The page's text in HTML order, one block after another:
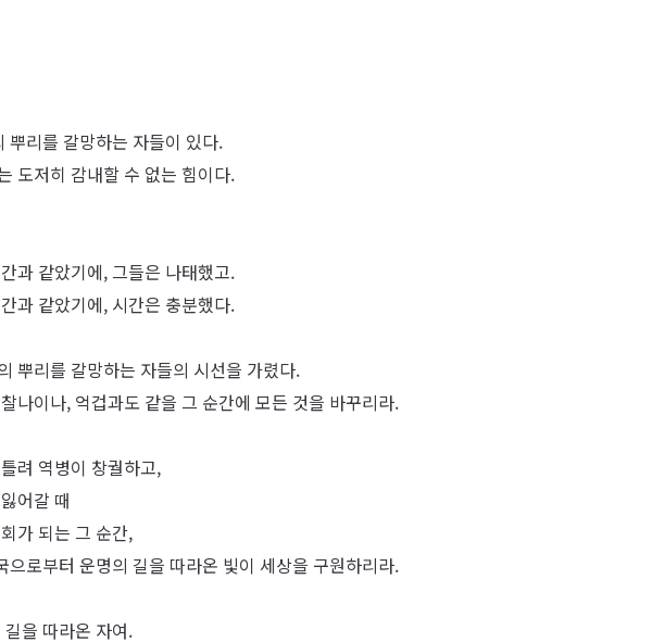
뿌리를 갈망하는 자들이 있다.
도저히 감내할 수 없는 힘이다.
과 같았기에, 그들은 나태했고.
과 같았기에, 시간은 충분했다.
뿌리를 갈망하는 자들의 시선을 가렸다.
나이나, 억겁과도 같을 그 순간에 모든 것을 바꾸리라.
려 역병이 창궐하고,
어갈 때
가 되는 그 순간,
으로부터 운명의 길을 따라온 빛이 세상을 구원하리라.
을 따라온 자여.